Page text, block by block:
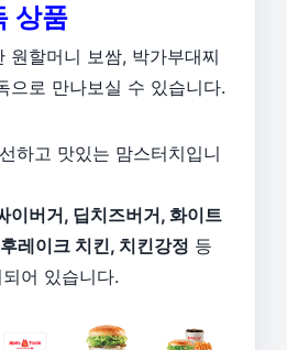
상품
원할머니 보쌈, 박가부대찌
으로 만나보실 수 있습니다.
하고 맛있는 맘스터치입니
이버거, 딥치즈버거, 화이트
레이크 치킨, 치킨강정 등
어 있습니다.